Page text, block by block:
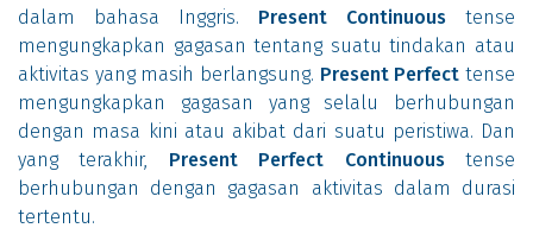
dalam bahasa Inggris. Present Continuous tense
mengungkapkan gagasan tentang suatu tindakan atau
aktivitas yang masih berlangsung. Present Perfect tense
mengungkapkan gagasan yang selalu berhubungan
dengan masa kini atau akibat dari suatu peristiwa. Dan
yang terakhir, Present Perfect Continuoustense
berhubungan dengan gagasan aktivitas dalam durasi
tertentu.